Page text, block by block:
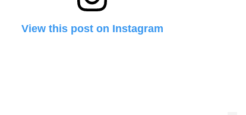
View this post on Instagram